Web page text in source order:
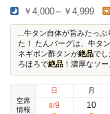
￥4,000～￥4,999
...牛タン自体が旨みたっ
た！ たんバーグは、牛タ
ネギポン酢タンが絶品でし
ろほろで絶品 ！濃厚なソ
空席
情報
日
8/9
月
10